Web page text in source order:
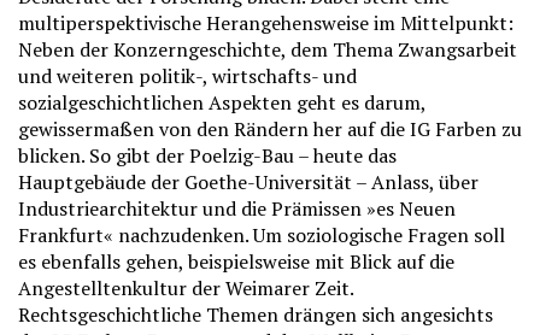
multiperspektivische Herangehensweise im Mittelpunkt:
Neben der Konzerngeschichte, dem Thema Zwangsarbeit
und weiteren politik-, wirtschafts- und
sozialgeschichtlichen Aspekten geht es darum,
gewissermaßen von den Rändern her auf die IG Farben zu
blicken. So gibt der Poelzig-Bau – heute das
Hauptgebäude der Goethe-Universität – Anlass, über
Industriearchitektur und die Prämissen »es Neuen
Frankfurt« nachzudenken. Um soziologische Fragen soll
es ebenfalls gehen, beispielsweise mit Blick auf die
Angestelltenkultur der Weimarer Zeit.
Rechtsgeschichtliche Themen drängen sich angesichts